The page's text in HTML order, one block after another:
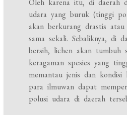
udara yang buruk (tinggi
akan berkurang drastis
sama sekali. Sebaliknya, di
bersih, lichen akan tumbuh
keragaman spesies yang
memantau jenis dan
para ilmuwan dapat
polusi udara di daerah